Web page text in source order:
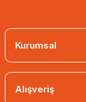
Zähle bis 10 -
Kurumsal
Alışveriş